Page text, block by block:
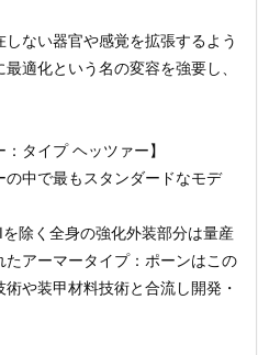
ない器官や感覚を拡張するよう
適化という名の変容を強要し、
タイプ ヘッツァー】
中で最もスタンダードなモデ
除く全身の強化外装部分は量産
アーマータイプ：ポーンはこの
や装甲材料技術と合流し開発・